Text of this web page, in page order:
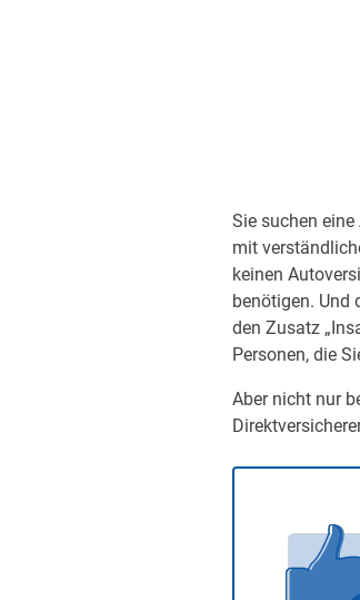
Sie suchen
mit
keinen
benötigen. Und
den Zusatz
Personen, die
Aber nicht nur